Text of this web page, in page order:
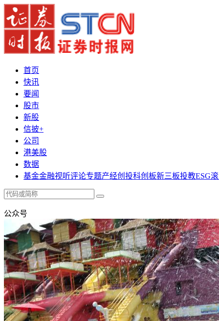
首页
快讯
要闻
股市
新股
信披+
公司
港美股
数据
基金金融视听评论专题产经创投科创板新三板投教ESG
公众号